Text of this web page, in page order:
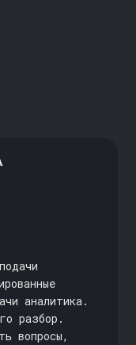
аналитика.
разбор.
вопросы,